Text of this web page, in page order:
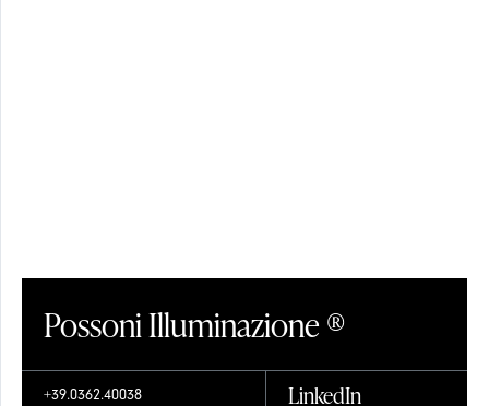
CRISTALLO
Possoni Illuminazione ®
+39.0362.40038
LinkedIn